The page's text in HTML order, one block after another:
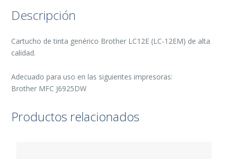
Descripción
Cartucho de tinta genérico Brother LC12E (LC-12EM) de alta
calidad.
Adecuado para uso en las siguientes impresoras:
Brother MFC J6925DW
Productos relacionados